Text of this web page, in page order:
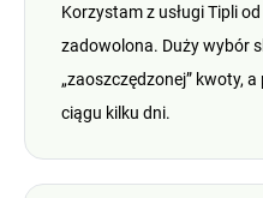
Korzystam z usługi Tipli
zadowolona. Duży wybór
„zaoszczędzonej” kwoty,
ciągu kilku dni.